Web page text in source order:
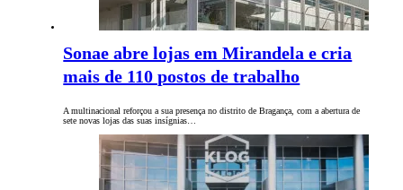
Sonae abre lojas em Mirandela e cria
mais de 110 postos de trabalho
A multinacional reforçou a sua presença no distrito de Bragança, com a abertura de
sete novas lojas das suas insígnias…